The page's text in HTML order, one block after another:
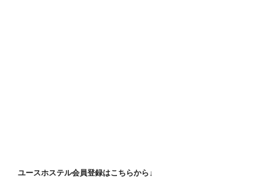
ユースホステル会員登録はこちらから↓